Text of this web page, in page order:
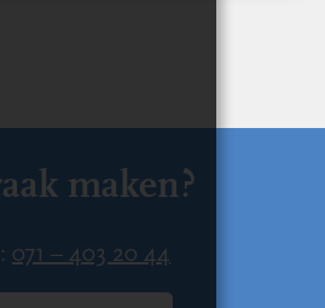
maken?
071 – 403 20 44